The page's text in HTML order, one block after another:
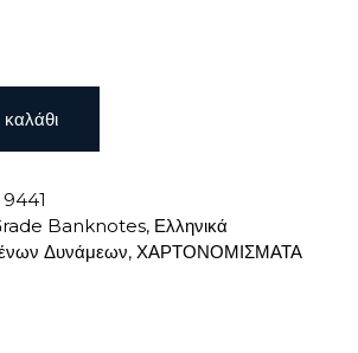
9441
Banknotes, Ελληνικά
Δυνάμεων, ΧΑΡΤΟΝΟΜΙΣΜΑΤΑ